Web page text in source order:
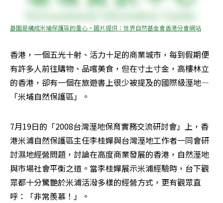
基圍是構成米埔保護區的重心。圖片提供：世界自然基金會香港分會網站
香港，一個五光十射、活力十足的商業城市，每到假期便
有許多人前往購物、品嚐美食，但在寸土寸金，高樓林立
的香港，卻有一個在旅遊書上很少被提及的國際級溼地—
「米埔自然保護區」。
7月19日的「2008台灣溼地保育實務交流研討會」上，香
港米浦自然保護區主任李桂嬋與台灣溼地工作者一同會研
討濕地經營問題，討論在高度商業發展的香港，自然溼地
與市場社會平衡之道。當李桂嬋展示米浦經驗時，台下觀
眾都十分驚艷於米浦活潑多樣的經營方式，更有觀眾直
呼：「非常羨慕！」。